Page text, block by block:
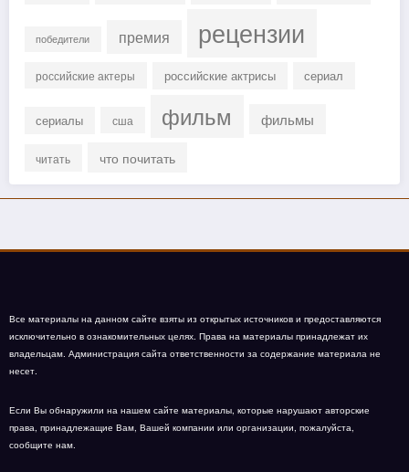
победители премия рецензии
российские актеры российские актрисы сериал
сериалы сша фильм фильмы
читать что почитать
Все материалы на данном сайте взяты из открытых источников и предоставляются
исключительно в ознакомительных целях. Права на материалы принадлежат их
владельцам. Администрация сайта ответственности за содержание материала не
несет.
Если Вы обнаружили на нашем сайте материалы, которые нарушают авторские
права, принадлежащие Вам, Вашей компании или организации, пожалуйста,
сообщите нам.